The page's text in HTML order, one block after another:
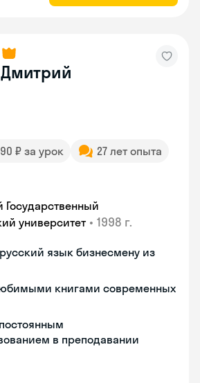
Дмитрий
₽ за урок
27 лет опыта
Государственный
университет • 1998 г.
язык бизнесмену из
книгами современных
в преподавании